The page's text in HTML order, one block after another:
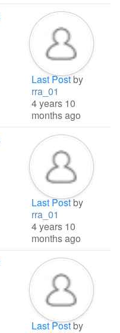
Last Postby
rra_01
4 years 10
months ago
Last Postby
rra_01
4 years 10
months ago
Last Postby